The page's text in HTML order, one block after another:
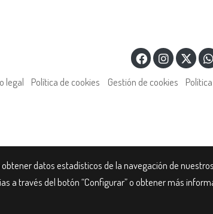
legal Política de cookies Gestión de cookies
datos estadísticos de la navegación de
a través del botón “Configurar” o obtener más